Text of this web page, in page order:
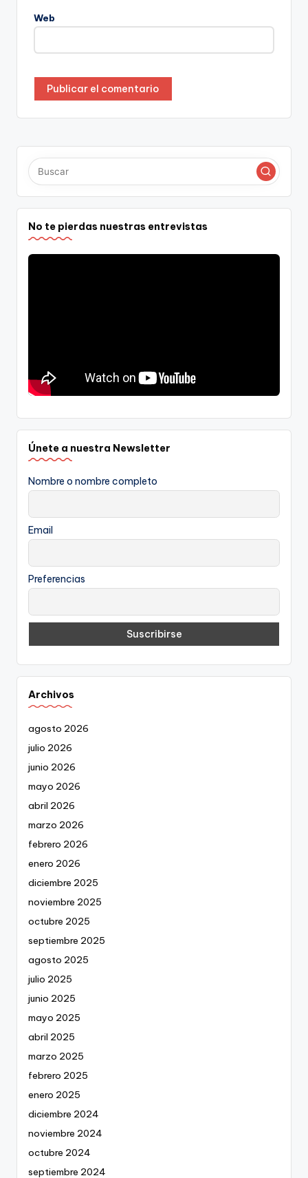
Web
No te pierdas nuestras entrevistas
Únete a nuestra Newsletter
Nombre o nombre completo
Email
Preferencias
Archivos
agosto 2026
julio 2026
junio 2026
mayo 2026
abril 2026
marzo 2026
febrero 2026
enero 2026
diciembre 2025
noviembre 2025
octubre 2025
septiembre 2025
agosto 2025
julio 2025
junio 2025
mayo 2025
abril 2025
marzo 2025
febrero 2025
enero 2025
diciembre 2024
noviembre 2024
octubre 2024
septiembre 2024